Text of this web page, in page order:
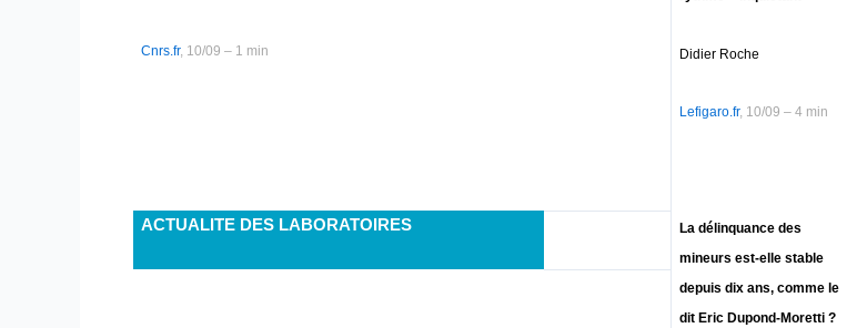
Cnrs.fr, 10/09 – 1 min Didier Roche
Lefigaro.fr, 10/09 – 4 min
La délinquance des
mineurs est-elle stable
depuis dix ans, comme le
dit Eric Dupond-Moretti ?
ACTUALITE DES LABORATOIRES